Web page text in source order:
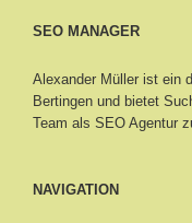
SEO MANAGER
Alexander Müller ist ein
Bertingen und bietet
Team als SEO Agentur
NAVIGATION